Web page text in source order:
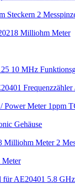
2
Milliohm Meter
10 MHz
1ppm
Gehäuse
2
für AE20401 5.8